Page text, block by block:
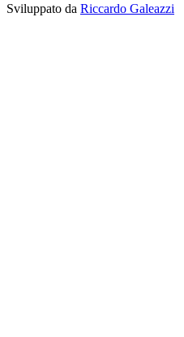
Sviluppato da Riccardo Galeazzi